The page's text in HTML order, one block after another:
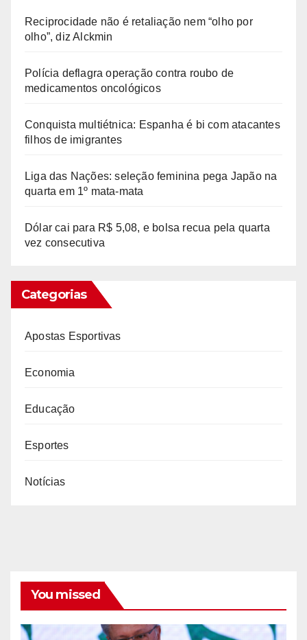
Reciprocidade não é retaliação nem “olho por
olho”, diz Alckmin
Polícia deflagra operação contra roubo de
medicamentos oncológicos
Conquista multiétnica: Espanha é bi com atacantes
filhos de imigrantes
Liga das Nações: seleção feminina pega Japão na
quarta em 1º mata-mata
Dólar cai para R$ 5,08, e bolsa recua pela quarta
vez consecutiva
Categorias
Apostas Esportivas
Economia
Educação
Esportes
Notícias
You missed